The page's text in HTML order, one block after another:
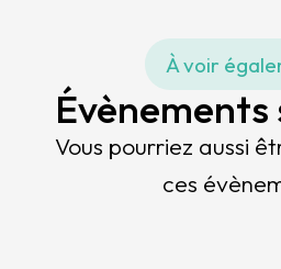
À voir
Vous pourriez aussi
ces